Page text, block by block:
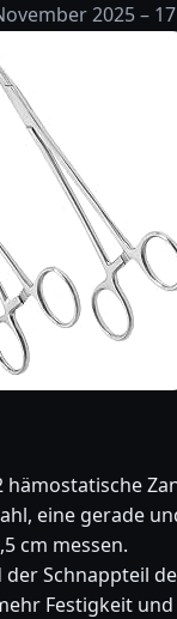
2025 –
hämostatische
eine gerade
cm messen.
Schnappteil
Festigkeit